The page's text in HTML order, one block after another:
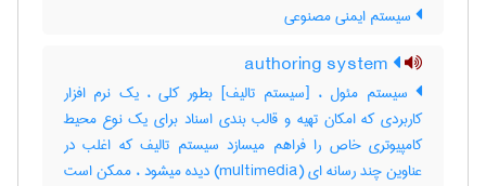
سیستم ایمنی مصنوعی
سیستم مئول ، [سیستم تالیف] بطور کلی ، یک نرم افزار
کاربردی که امکان تهیه و قالب بندی اسناد برای یک نوع محیط
کامپیوتری خاص را فراهم میسازد سیستم تالیف که اغلب در
عناوین چند رسانه ای (‎multimedia) دیده میشود ، ممکن است